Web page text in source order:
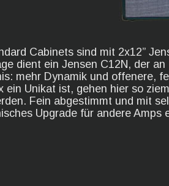
Cabinets sind mit 2x12”
dient ein Jensen C12N, der
mehr Dynamik und offenere,
ein Unikat ist, gehen hier so
Fein abgestimmt und mit
Upgrade für andere Amps